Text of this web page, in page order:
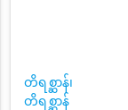
တိရစ္ဆာန်၊
တိရစ္ဆာန်